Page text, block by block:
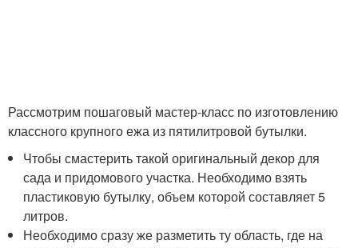
Рассмотрим пошаговый мастер-класс по изготовлению
классного крупного ежа из пятилитровой бутылки.
Чтобы смастерить такой оригинальный декор для
сада и придомового участка. Необходимо взять
пластиковую бутылку, объем которой составляет 5
литров.
Необходимо сразу же разметить ту область, где на